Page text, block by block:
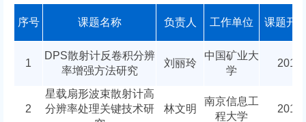
序号 课题名称 负责人 工作单位 课题开
1
DPS散射计反卷积分辨
率增强方法研究
刘丽玲
中国矿业大
学
2
星载扇形波束散射计高
分辨率处理关键技术研
林文明
南京信息工
程大学